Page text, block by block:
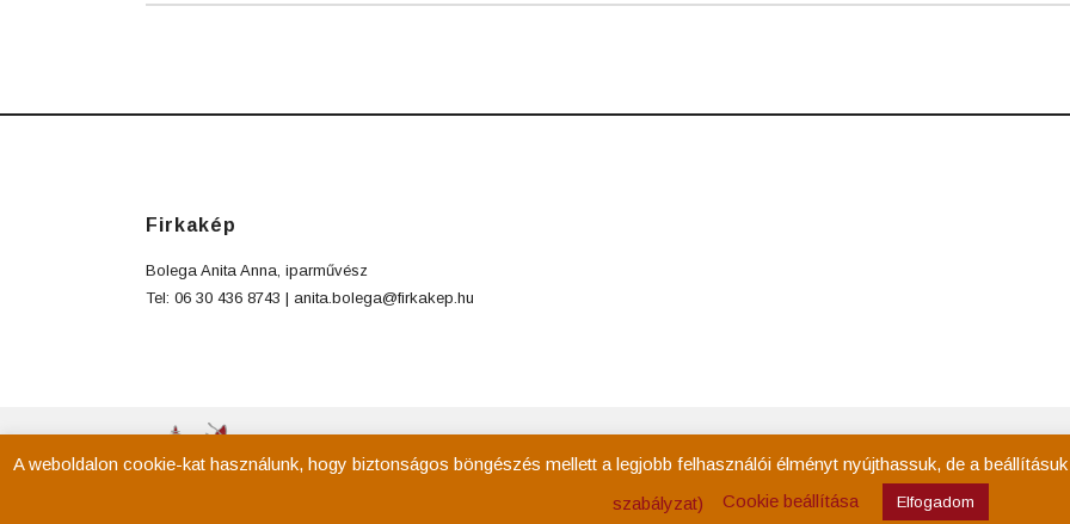
Firkakép
Bolega Anita Anna, iparművész
Tel: 06 30 436 8743 | anita.bolega@firkakep.hu
A weboldalon cookie-kat használunk, hogy biztonságos böngészés mellett a legjobb felhasználói élményt nyújthassuk, de a
szabályzat)
Cookie beállítása Elfogadom